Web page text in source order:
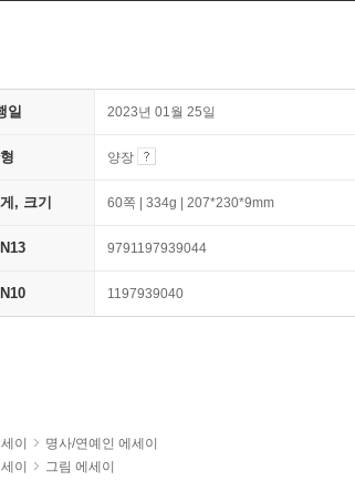
일 2023년 01월 25일
양장
, 크기 60쪽 | 334g | 207*230*9mm
9791197939044
1197939040
이
명사/연예인 에세이
이
그림 에세이